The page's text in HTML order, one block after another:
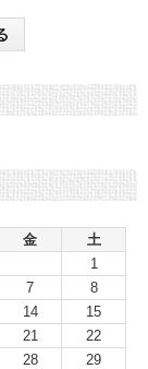
金
土
1
7
8
14
15
21
22
28
29